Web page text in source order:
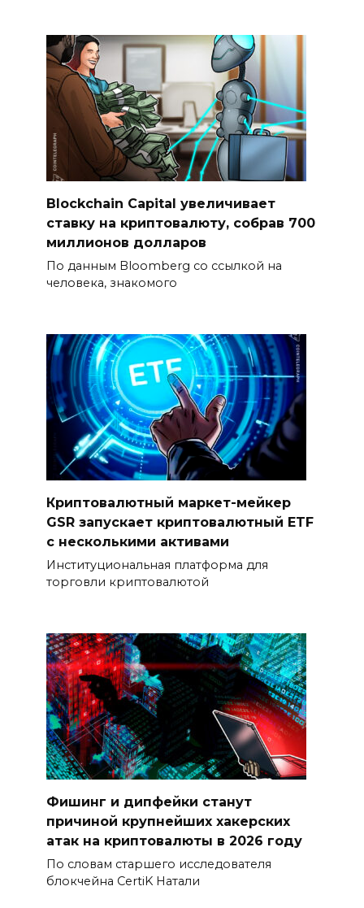
Blockchain Capital увеличивает
ставку на криптовалюту, собрав 700
миллионов долларов
По данным Bloomberg со ссылкой на
человека, знакомого
Криптовалютный маркет-мейкер
GSR запускает криптовалютный ETF
с несколькими активами
Институциональная платформа для
торговли криптовалютой
Фишинг и дипфейки станут
причиной крупнейших хакерских
атак на криптовалюты в 2026 году
По словам старшего исследователя
блокчейна CertiK Натали